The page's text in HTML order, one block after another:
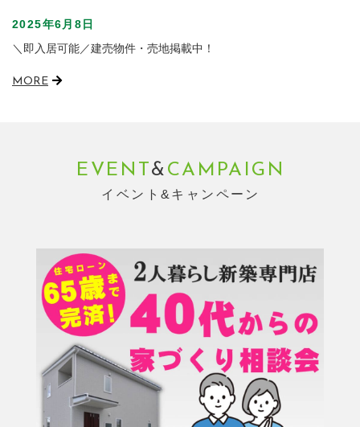
2025年6月8日
＼即入居可能／建売物件・売地掲載中！
MORE
EVENT & CAMPAIGN
イベント&キャンペーン
【各店開催】憧れの平屋を現実に